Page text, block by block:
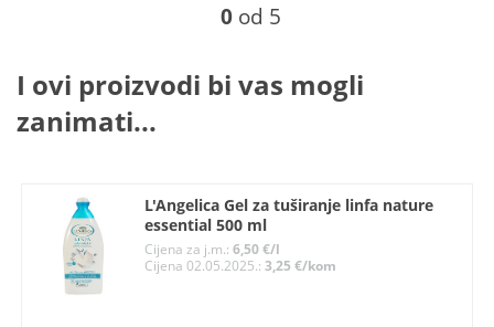
0 od 5
I ovi proizvodi bi vas mogli
zanimati...
L'Angelica Gel za tuširanje linfa nature
essential 500 ml
Cijena za j.m.:6,50 €/l
Cijena 02.05.2025.:3,25 €/kom